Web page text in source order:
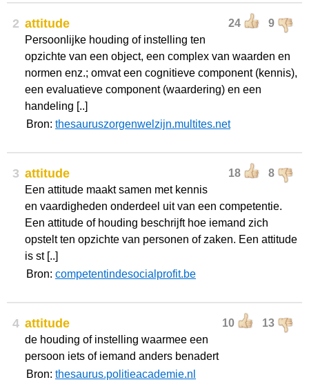
2 24 9
attitude
Persoonlijke houding of instelling ten
opzichte van een object, een complex van waarden en
normen enz.; omvat een cognitieve component (kennis),
een evaluatieve component (waardering) en een
handeling [..]
Bron: thesauruszorgenwelzijn.multites.net
3 18 8
attitude
Een attitude maakt samen met kennis
en vaardigheden onderdeel uit van een competentie.
Een attitude of houding beschrijft hoe iemand zich
opstelt ten opzichte van personen of zaken. Een attitude
is st [..]
Bron: competentindesocialprofit.be
4 10 13
attitude
de houding of instelling waarmee een
persoon iets of iemand anders benadert
Bron: thesaurus.politieacademie.nl